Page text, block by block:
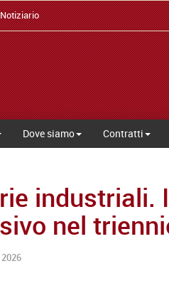
Notiziario
Dove siamo Contratti
industriali.
nel